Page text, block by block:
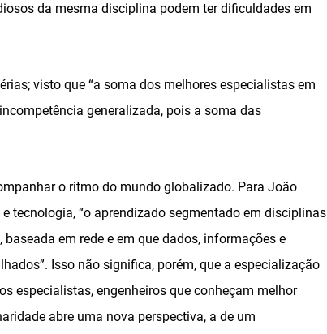
da mesma disciplina podem ter dificuldades em
visto que “a soma dos melhores especialistas em
generalizada, pois a soma das
o ritmo do mundo globalizado. Para João
tecnologia, “o aprendizado segmentado em disciplinas
em rede e em que dados, informações e
Isso não significa, porém, que a especialização
especialistas, engenheiros que conheçam melhor
abre uma nova perspectiva, a de um